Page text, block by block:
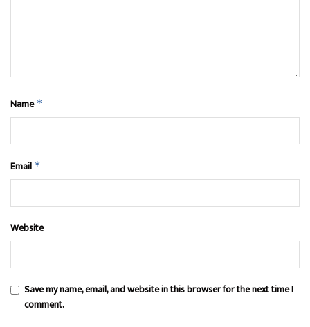
Name*
Email *
Website
Save my name, email, and website in this browser for the next time I
comment.